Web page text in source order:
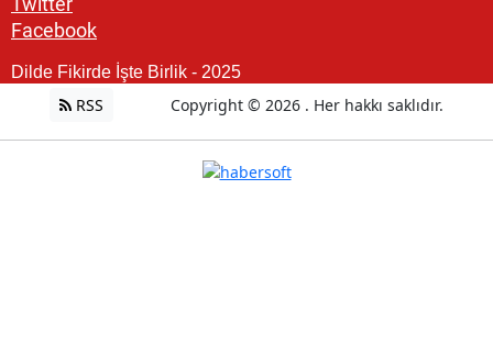
Facebook
Dilde Fikirde İşte Birlik - 2025
RSS Copyright © 2026 . Her hakkı saklıdır.